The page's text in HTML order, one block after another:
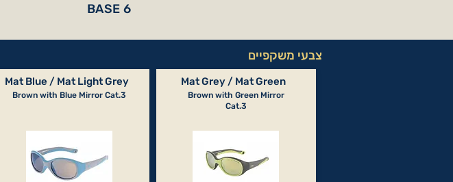
BASE 6
צבעי משקפיים
Mat Blue / Mat Light Grey
Brown with Blue Mirror Cat.3
Mat Grey / Mat Green
Brown with Green Mirror
Cat.3